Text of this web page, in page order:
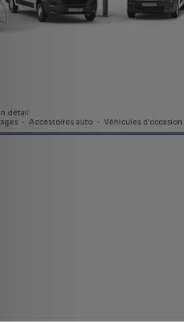
détail
- Accessoires auto - Véhicules d'occasion